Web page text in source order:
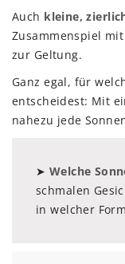
Auch kleine,
Zusammenspiel
zur Geltung.
Ganz egal, für
entscheidest: Mit
nahezu jede
➤ Welche
schmalen
in welcher